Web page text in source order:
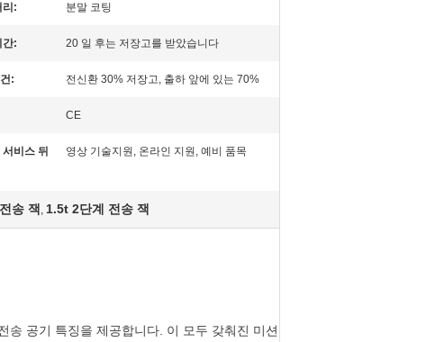
리: 분말 코팅
간: 20 일 후는 저장고를 받았습니다
: 전신환 30% 저장고, 출하 앞에 있는 70%
CE
비스 뒤
영상 기술지원, 온라인 지원, 예비 품목
송 잭 , 1.5t 2단계 전송 잭
송 공기 특징을 제공합니다. 이 모두 갖춰진 미션